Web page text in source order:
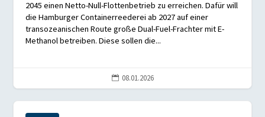
2045 einen Netto-Null-Flottenbetrieb zu erreichen. Dafür will
die Hamburger Containerreederei ab 2027 auf einer
transozeanischen Route große Dual-Fuel-Frachter mit E-
Methanol betreiben. Diese sollen die...
 08.01.2026